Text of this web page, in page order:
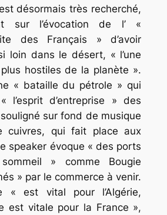
désormais très recherché,
sur l’évocation de l’ «
des Français » d’avoir
loin dans le désert, « l’une
hostiles de la planète ».
« bataille du pétrole » qui
l’esprit d’entreprise » des
sur fond de musique
cuivres, qui fait place aux
speaker évoque « des ports
» comme Bougie
» par le commerce à venir.
« est vital pour l’Algérie,
est vitale pour la France »,